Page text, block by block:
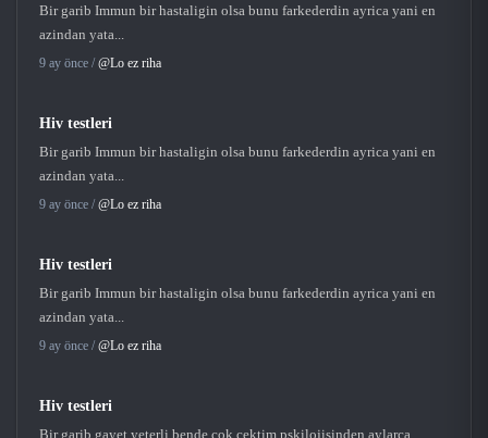
Bir garib Immun bir hastaligin olsa bunu farkederdin ayrica yani en
azindan yata...
9 ay önce / @Lo ez riha
Hiv testleri
Bir garib Immun bir hastaligin olsa bunu farkederdin ayrica yani en
azindan yata...
9 ay önce / @Lo ez riha
Hiv testleri
Bir garib Immun bir hastaligin olsa bunu farkederdin ayrica yani en
azindan yata...
9 ay önce / @Lo ez riha
Hiv testleri
Bir garib gayet yeterli bende cok cektim pskilojisinden aylarca